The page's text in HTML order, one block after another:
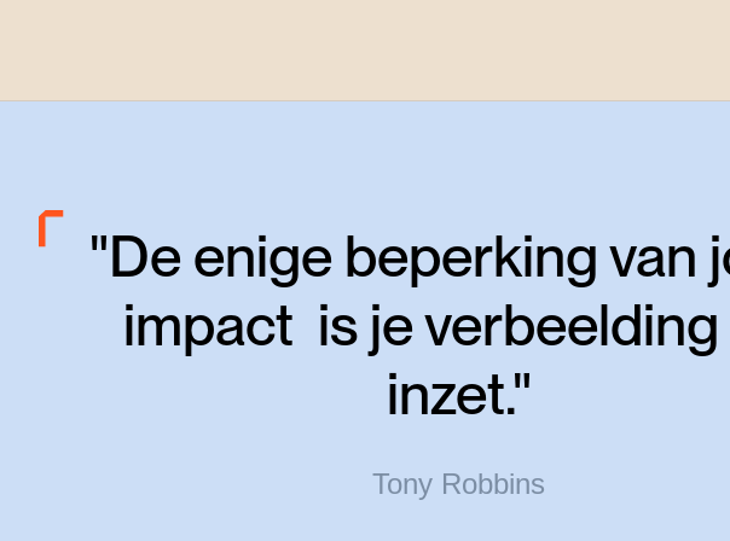
"De enige beperking van
impact is je verbeelding
inzet."
Tony Robbins